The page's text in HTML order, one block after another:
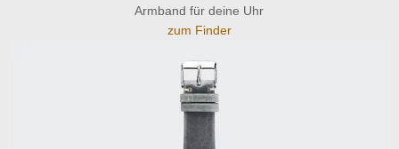
Armband für deine Uhr
zum Finder